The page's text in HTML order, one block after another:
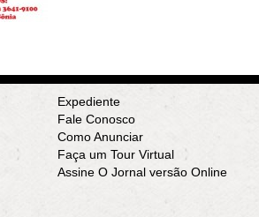
Expediente
Fale Conosco
Como Anunciar
Faça um Tour Virtual
Assine O Jornal versão Online